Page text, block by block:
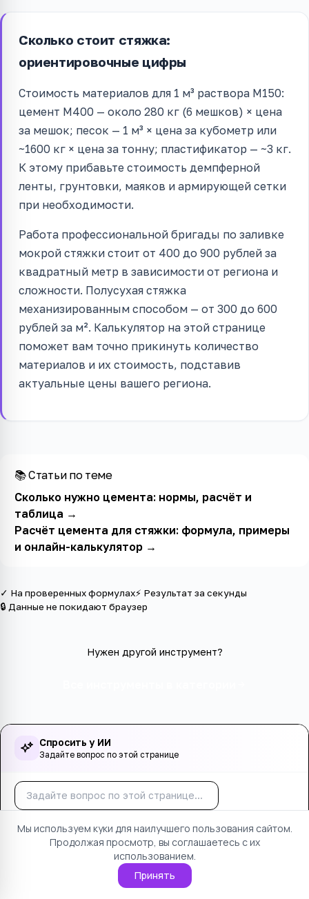
Сколько стоит стяжка:
ориентировочные цифры
Стоимость материалов для 1 м³ раствора М150:
цемент М400 — около 280 кг (6 мешков) × цена
за мешок; песок — 1 м³ × цена за кубометр или
~1600 кг × цена за тонну; пластификатор — ~3 кг.
К этому прибавьте стоимость демпферной
ленты, грунтовки, маяков и армирующей сетки
при необходимости.
Работа профессиональной бригады по заливке
мокрой стяжки стоит от 400 до 900 рублей за
квадратный метр в зависимости от региона и
сложности. Полусухая стяжка
механизированным способом — от 300 до 600
рублей за м². Калькулятор на этой странице
поможет вам точно прикинуть количество
материалов и их стоимость, подставив
актуальные цены вашего региона.
📚 Статьи по теме
Сколько нужно цемента: нормы, расчёт и
таблица →
Расчёт цемента для стяжки: формула, примеры
и онлайн-калькулятор→
✓ На проверенных формулах⚡ Результат за секунды
🔒 Данные не покидают браузер
Нужен другой инструмент?
Спросить у ИИ
Задайте вопрос по этой странице
Мы используем куки для наилучшего пользования сайтом.
Продолжая просмотр, вы соглашаетесь с их
использованием.
Принять